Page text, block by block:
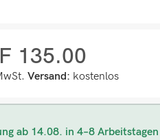
135.00
Versand: kostenlos
ab 14.08. in 4–8 Arbeitstagen